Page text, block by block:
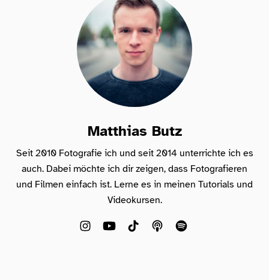
Matthias Butz
Seit 2010 Fotografie ich und seit 2014 unterrichte ich es
auch. Dabei möchte ich dir zeigen, dass Fotografieren
und Filmen einfach ist. Lerne es in meinen Tutorials und
Videokursen.